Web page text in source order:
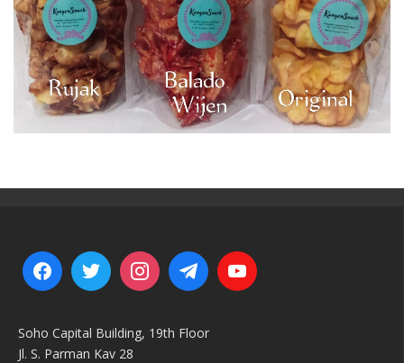
Soho Capital Building, 19th Floor
Jl. S. Parman Kav 28